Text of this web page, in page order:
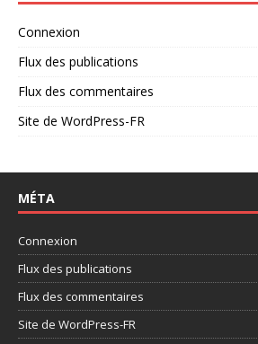
Connexion
Flux des publications
Flux des commentaires
Site de WordPress-FR
MÉTA
Connexion
Flux des publications
Flux des commentaires
Site de WordPress-FR